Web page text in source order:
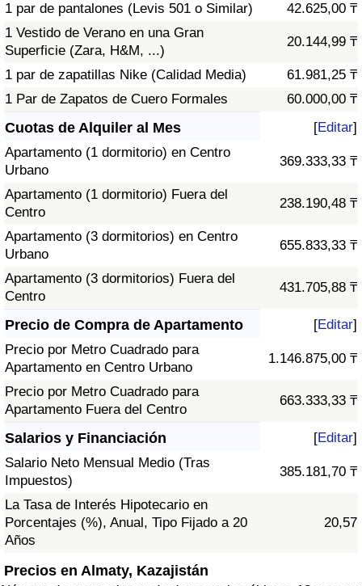
1 par de pantalones (Levis 501 o Similar)
42.625,00 ₸
1 Vestido de Verano en una Gran
Superficie (Zara, H&M, ...)
20.144,99 ₸
1 par de zapatillas Nike (Calidad Media)
61.981,25 ₸
1 Par de Zapatos de Cuero Formales
60.000,00 ₸
Cuotas de Alquiler al Mes [Editar]
Apartamento (1 dormitorio) en Centro
Urbano
369.333,33 ₸
Apartamento (1 dormitorio) Fuera del
Centro
238.190,48 ₸
Apartamento (3 dormitorios) en Centro
Urbano
655.833,33 ₸
Apartamento (3 dormitorios) Fuera del
Centro
431.705,88 ₸
Precio de Compra de Apartamento [Editar]
Precio por Metro Cuadrado para
Apartamento en Centro Urbano
1.146.875,00 ₸
Precio por Metro Cuadrado para
Apartamento Fuera del Centro
663.333,33 ₸
Salarios y Financiación [Editar]
Salario Neto Mensual Medio (Tras
Impuestos)
385.181,70 ₸
La Tasa de Interés Hipotecario en
Porcentajes (%), Anual, Tipo Fijado a 20
Años
20,57
Precios en Almaty, Kazajistán